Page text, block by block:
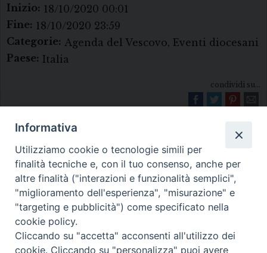
Inizio: 18/10/2020 00:01
Fine: 18/10/2020 23:59
Categorie: Agenda del Vescovo, Eventi diocesani
Paese: Italia
condividi su...
Diocesi di Melfi Rapolla Venosa
• Largo Duomo, 12 - 85025 MELFI (PZ) •
Tel. 0972238604
Informativa
Utilizziamo cookie o tecnologie simili per
finalità tecniche e, con il tuo consenso, anche per
altre finalità ("interazioni e funzionalità semplici",
"miglioramento dell'esperienza", "misurazione" e
"targeting e pubblicità") come specificato nella
cookie policy.
Cliccando su "accetta" acconsenti all'utilizzo dei
cookie. Cliccando su "personalizza" puoi avere